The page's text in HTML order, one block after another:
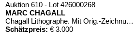
Auktion 610 - Lot 426000268
MARC CHAGALL
Chagall Lithographe. Mit Orig.-Zeichnung von Chagall
Schätzpreis: € 3.000